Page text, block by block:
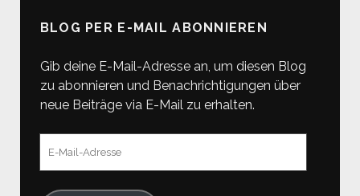
BLOG PER E-MAIL ABONNIEREN
Gib deine E-Mail-Adresse an, um diesen Blog
zu abonnieren und Benachrichtigungen über
neue Beiträge via E-Mail zu erhalten.